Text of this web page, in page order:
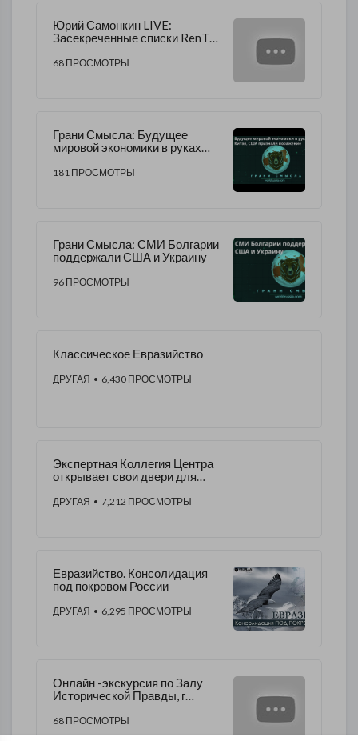
Юрий Самонкин LIVE:
Засекреченные списки RenTV.
68 ПРОСМОТРЫ
Грани Смысла: Будущее
мировой экономики в руках
поражение
181 ПРОСМОТРЫ
Грани Смысла: СМИ Болгарии
поддержали США и Украину
96 ПРОСМОТРЫ
Классическое Евразийство
ДРУГАЯ • 6,430 ПРОСМОТРЫ
Экспертная Коллегия Центра
открывает свои двери для
Евразийских лидеров
ДРУГАЯ • 7,212 ПРОСМОТРЫ
​Евразийство. Консолидация
под покровом России
ДРУГАЯ • 6,295 ПРОСМОТРЫ
Онлайн -экскурсия по Залу
Исторической Правды, г
Победы.
68 ПРОСМОТРЫ